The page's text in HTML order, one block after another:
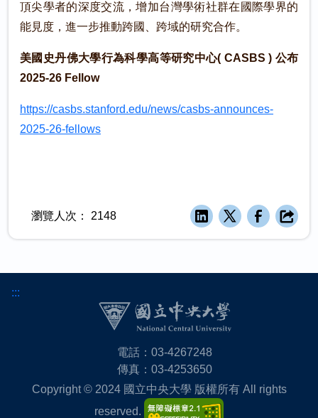
頂尖學者的深度交流，增加台灣學術社群在國際學界的
能見度，進一步推動跨國、跨域的研究合作。
美國史丹佛大學行為科學高等研究中心( CASBS ) 公布
2025-26 Fellow
https://casbs.stanford.edu/news/casbs-announces-
2025-26-fellows
瀏覽人次： 2148
:::
電話：03-4267248
傳真：03-4253650
Copyright © 2024 國立中央大學 版權所有 All rights
reserved.